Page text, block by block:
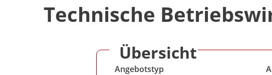
Technische
Übersicht
Angebotstyp